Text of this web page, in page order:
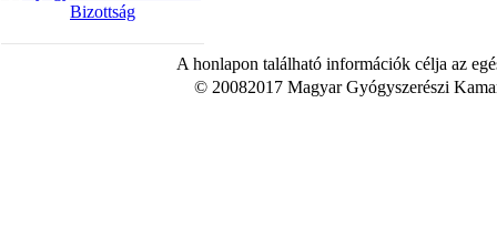
A honlapon található információk célja az
© 20082017 Magyar Gyógyszerészi